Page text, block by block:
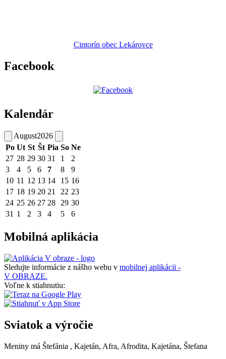
Cintorín obec Lekárovce
Facebook
Kalendár
August2026
Po Ut St Št Pia So Ne
27 28 29 30 31 1
2
3
4 5 6 7 8
9
10 11 12 13 14 15 16
17 18 19 20 21 22 23
24 25 26 27 28 29 30
31 1 2 3 4 5 6
Mobilná aplikácia
Sledujte informácie z nášho webu v mobilnej aplikácii -
V OBRAZE.
Voľne k stiahnutiu:
Sviatok a výročie
Meniny má Štefánia , Kajetán, Afra, Afrodita, Kajetána, Štefana